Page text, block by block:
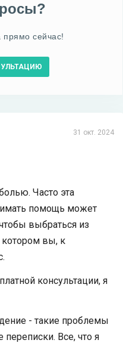
прямо сейчас!
31 окт. 2024
Часто эта
помощь может
выбраться из
котором вы, к
консультации, я
- такие проблемы
Все, что я